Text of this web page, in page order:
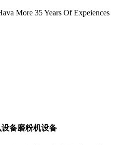
More 35 Years Of Expeiences
备磨粉机设备